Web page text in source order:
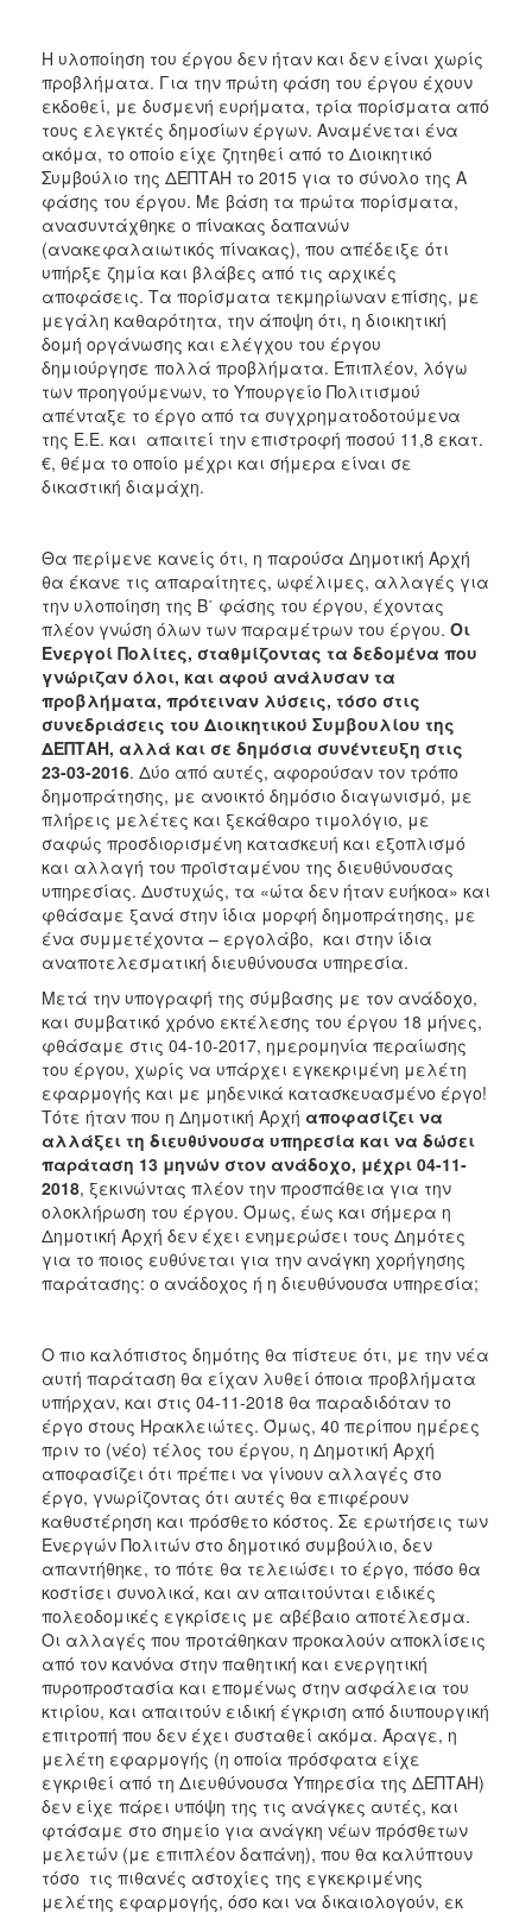
Η υλοποίηση του έργου δεν ήταν και δεν είναι χωρίς
προβλήματα. Για την πρώτη φάση του έργου έχουν
εκδοθεί, με δυσμενή ευρήματα, τρία πορίσματα από
τους ελεγκτές δημοσίων έργων. Αναμένεται ένα
ακόμα, το οποίο είχε ζητηθεί από το Διοικητικό
Συμβούλιο της ΔΕΠΤΑΗ το 2015 για το σύνολο της Α
φάσης του έργου. Με βάση τα πρώτα πορίσματα,
ανασυντάχθηκε ο πίνακας δαπανών
(ανακεφαλαιωτικός πίνακας), που απέδειξε ότι
υπήρξε ζημία και βλάβες από τις αρχικές
αποφάσεις. Τα πορίσματα τεκμηρίωναν επίσης, με
μεγάλη καθαρότητα, την άποψη ότι, η διοικητική
δομή οργάνωσης και ελέγχου του έργου
δημιούργησε πολλά προβλήματα. Επιπλέον, λόγω
των προηγούμενων, το Υπουργείο Πολιτισμού
απένταξε το έργο από τα συγχρηματοδοτούμενα
της Ε.Ε. και απαιτεί την επιστροφή ποσού 11,8 εκατ.
€, θέμα το οποίο μέχρι και σήμερα είναι σε
δικαστική διαμάχη.
Θα περίμενε κανείς ότι, η παρούσα Δημοτική Αρχή
θα έκανε τις απαραίτητες, ωφέλιμες, αλλαγές για
την υλοποίηση της Β΄ φάσης του έργου, έχοντας
πλέον γνώση όλων των παραμέτρων του έργου. Οι
Ενεργοί Πολίτες, σταθμίζοντας τα δεδομένα που
γνώριζαν όλοι, και αφού ανάλυσαν τα
προβλήματα, πρότειναν λύσεις, τόσο στις
συνεδριάσεις του Διοικητικού Συμβουλίου της
ΔΕΠΤΑΗ, αλλά και σε δημόσια συνέντευξη στις
23-03-2016. Δύο από αυτές, αφορούσαν τον τρόπο
δημοπράτησης, με ανοικτό δημόσιο διαγωνισμό, με
πλήρεις μελέτες και ξεκάθαρο τιμολόγιο, με
σαφώς προσδιορισμένη κατασκευή και εξοπλισμό
και αλλαγή του προϊσταμένου της διευθύνουσας
υπηρεσίας. Δυστυχώς, τα «ώτα δεν ήταν ευήκοα» και
φθάσαμε ξανά στην ίδια μορφή δημοπράτησης, με
ένα συμμετέχοντα – εργολάβο, και στην ίδια
αναποτελεσματική διευθύνουσα υπηρεσία.
Μετά την υπογραφή της σύμβασης με τον ανάδοχο,
και συμβατικό χρόνο εκτέλεσης του έργου 18 μήνες,
φθάσαμε στις 04-10-2017, ημερομηνία περαίωσης
του έργου, χωρίς να υπάρχει εγκεκριμένη μελέτη
εφαρμογής και με μηδενικά κατασκευασμένο έργο!
Τότε ήταν που η Δημοτική Αρχή αποφασίζει να
αλλάξει τη διευθύνουσα υπηρεσία και να δώσει
παράταση 13 μηνών στον ανάδοχο, μέχρι 04-11-
2018, ξεκινώντας πλέον την προσπάθεια για την
ολοκλήρωση του έργου. Όμως, έως και σήμερα η
Δημοτική Αρχή δεν έχει ενημερώσει τους Δημότες
για το ποιος ευθύνεται για την ανάγκη χορήγησης
παράτασης: ο ανάδοχος ή η διευθύνουσα υπηρεσία;
Ο πιο καλόπιστος δημότης θα πίστευε ότι, με την νέα
αυτή παράταση θα είχαν λυθεί όποια προβλήματα
υπήρχαν, και στις 04-11-2018 θα παραδιδόταν το
έργο στους Ηρακλειώτες. Όμως, 40 περίπου ημέρες
πριν το (νέο) τέλος του έργου, η Δημοτική Αρχή
αποφασίζει ότι πρέπει να γίνουν αλλαγές στο
έργο, γνωρίζοντας ότι αυτές θα επιφέρουν
καθυστέρηση και πρόσθετο κόστος. Σε ερωτήσεις των
Ενεργών Πολιτών στο δημοτικό συμβούλιο, δεν
απαντήθηκε, το πότε θα τελειώσει το έργο, πόσο θα
κοστίσει συνολικά, και αν απαιτούνται ειδικές
πολεοδομικές εγκρίσεις με αβέβαιο αποτέλεσμα.
Οι αλλαγές που προτάθηκαν προκαλούν αποκλίσεις
από τον κανόνα στην παθητική και ενεργητική
πυροπροστασία και επομένως στην ασφάλεια του
κτιρίου, και απαιτούν ειδική έγκριση από διυπουργική
επιτροπή που δεν έχει συσταθεί ακόμα. Άραγε, η
μελέτη εφαρμογής (η οποία πρόσφατα είχε
εγκριθεί από τη Διευθύνουσα Υπηρεσία της ΔΕΠΤΑΗ)
δεν είχε πάρει υπόψη της τις ανάγκες αυτές, και
φτάσαμε στο σημείο για ανάγκη νέων πρόσθετων
μελετών (με επιπλέον δαπάνη), που θα καλύπτουν
τόσο τις πιθανές αστοχίες της εγκεκριμένης
μελέτης εφαρμογής, όσο και να δικαιολογούν, εκ